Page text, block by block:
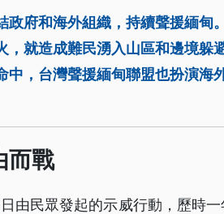
府和海外組織，持續聲援緬甸
就造成難民湧入山區和邊境躲
中，台灣聲援緬甸聯盟也扮演海
而戰
由民眾發起的示威行動，歷時